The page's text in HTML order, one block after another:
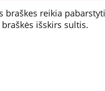
braškes reikia pabarstyti
išskirs sultis.